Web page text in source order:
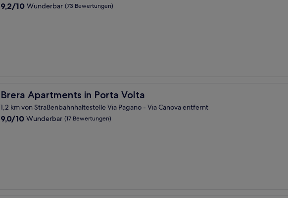
9.2
9,2/10 Wunderbar (73 Bewertungen)
Brera Apartments in Porta Volta
Brera Apartments in Porta Volta
1,2 km von Straßenbahnhaltestelle Via Pagano - Via Canova entfernt
9.0
9,0/10 Wunderbar (17 Bewertungen)